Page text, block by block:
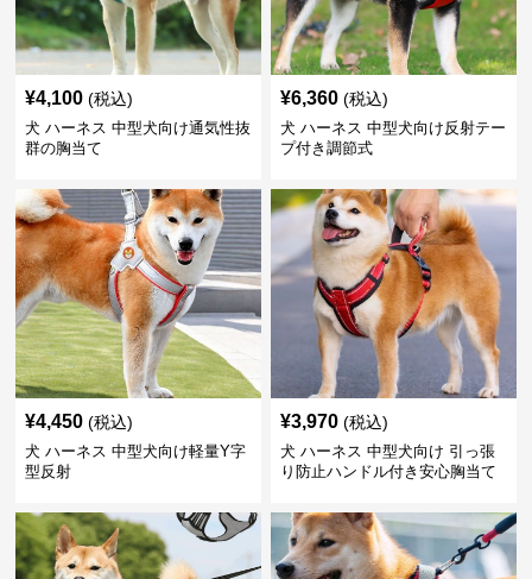
¥4,100 (税込)
犬 ハーネス 中型犬向け通気性抜
群の胸当て
¥6,360 (税込)
犬 ハーネス 中型犬向け反射テー
プ付き調節式
¥4,450 (税込)
犬 ハーネス 中型犬向け軽量Y字
型反射
¥3,970 (税込)
犬 ハーネス 中型犬向け 引っ張
り防止ハンドル付き安心胸当て